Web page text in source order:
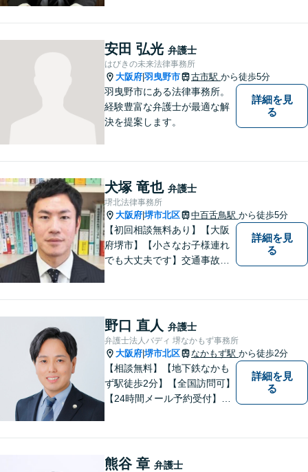
ご相談ください。
安田 弘光 弁護士
はびきの未来法律事務所
大阪府 羽曳野市 古市駅 から徒歩5分
羽曳野市にある法律事務所。
経験豊富な弁護士が最適な解
決を提案します。
詳細を見
る
犬塚 竜也 弁護士
堺北法律事務所
大阪府 堺市北区 中百舌鳥駅 から徒歩5分
【初回相談無料あり】【大阪
府堺市】【小さなお子様連れ
でも大丈夫です】交通事故、
詳細を見
る
野口 直人 弁護士
弁護士法人バディ 堺なかもず事務所
大阪府 堺市北区 なかもず駅 から徒歩2分
【相談無料】【地下鉄なかも
ず駅徒歩2分】【全国訪問可】
【24時間メール予約受付】
ます。
詳細を見
る
熊谷 章 弁護士